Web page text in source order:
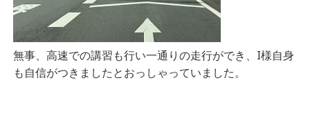
無事、高速での講習も行い一通りの走行ができ、I様自身
も自信がつきましたとおっしゃっていました。